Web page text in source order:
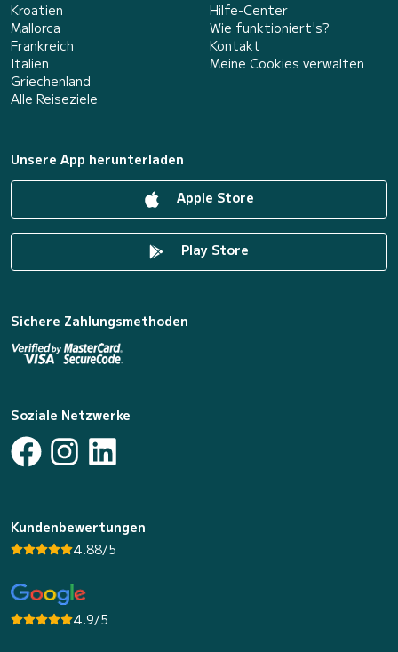
Kroatien
Mallorca
Frankreich
Italien
Griechenland
Alle Reiseziele
Hilfe-Center
Wie funktioniert's?
Kontakt
Meine Cookies verwalten
Unsere App herunterladen
Apple Store
Play Store
Sichere Zahlungsmethoden
Soziale Netzwerke
Kundenbewertungen
4.88/5
4.9/5